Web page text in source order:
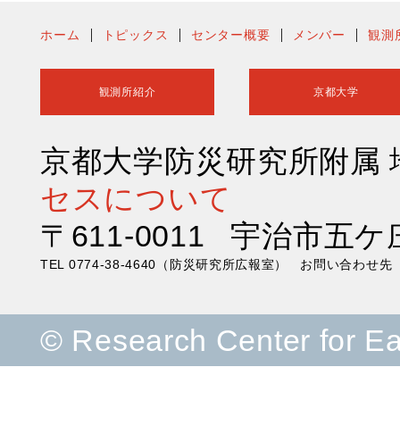
ホーム トピックス センター概要 メンバー 観測
観測所紹介 京都大学
京都大学防災研究所附
セスについて
〒611-0011 宇治市五ケ
TEL 0774-38-4640（防災研究所広報室） お問い合わせ先
© Research Center for